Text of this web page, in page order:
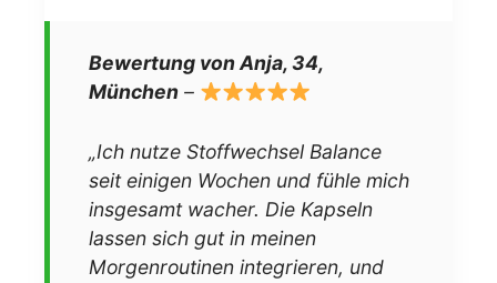
Bewertung von Anja, 34,
München –
„Ich nutze Stoffwechsel Balance
seit einigen Wochen und fühle mich
insgesamt wacher. Die Kapseln
lassen sich gut in meinen
Morgenroutinen integrieren, und